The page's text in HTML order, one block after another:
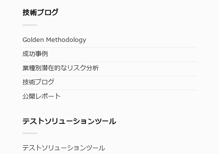
技術ブログ
Golden Methodology
成功事例
業種別潜在的なリスク分析
技術ブログ
公開レポート
テストソリューションツール
テストソリューションツール